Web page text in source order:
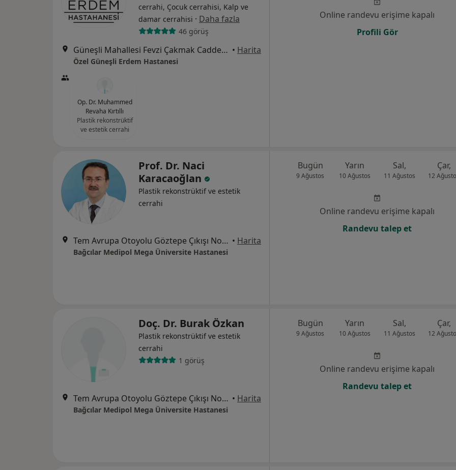
cerrahi, Çocuk cerrahisi, Kalp ve
damar cerrahisi · Daha fazla
46 görüş
Güneşli Mahallesi Fevzi Çakmak Caddesi No:72-74, Bağcılar • Harita
Özel Güneşli Erdem Hastanesi
Op. Dr. Muhammed
Revaha Kırtıllı
Plastik rekonstrüktif
ve estetik cerrahi
Online randevu erişime kapalı
Profili Gör
Prof. Dr. Naci
Karacaoğlan
Plastik rekonstrüktif ve estetik
cerrahi
Tem Avrupa Otoyolu Göztepe Çıkışı No: 1Bağcılar, İstanbul • Harita
Bağcılar Medipol Mega Üniversite Hastanesi
Bugün
9 Ağustos
Yarın
10 Ağustos
Sal,
11 Ağustos
Çar,
12
Online randevu erişime kapalı
Randevu talep et
Doç. Dr. Burak Özkan
Plastik rekonstrüktif ve estetik
cerrahi
1 görüş
Tem Avrupa Otoyolu Göztepe Çıkışı No: 1Bağcılar, İstanbul • Harita
Bağcılar Medipol Mega Üniversite Hastanesi
Bugün
9 Ağustos
Yarın
10 Ağustos
Sal,
11 Ağustos
Çar,
12
Online randevu erişime kapalı
Randevu talep et